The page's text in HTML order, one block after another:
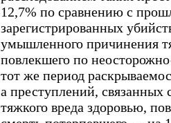
12,7% по сравнению с
зарегистрированных
умышленного причинения
повлекшего по
тот же период
а преступлений,
тяжкого вреда здоровью,